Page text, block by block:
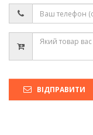
ВІДПРАВИТИ